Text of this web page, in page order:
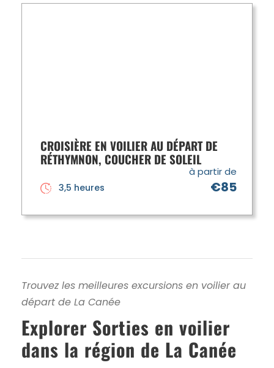
CROISIÈRE EN VOILIER AU DÉPART DE
RÉTHYMNON, COUCHER DE SOLEIL
à partir de
€85
3,5 heures
Trouvez les meilleures excursions en voilier au
départ de La Canée
Explorer Sorties en voilier
dans la région de La Canée